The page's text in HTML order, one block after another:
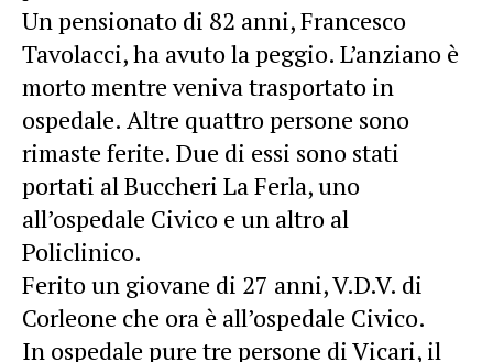
Un pensionato di 82 anni, Francesco
Tavolacci, ha avuto la peggio. L’anziano è
morto mentre veniva trasportato in
ospedale. Altre quattro persone sono
rimaste ferite. Due di essi sono stati
portati al Buccheri La Ferla, uno
all’ospedale Civico e un altro al
Policlinico.
Ferito un giovane di 27 anni, V.D.V. di
Corleone che ora è all’ospedale Civico.
In ospedale pure tre persone di Vicari, il